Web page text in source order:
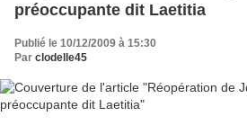
préoccupante dit Laetitia
Publié le 10/12/2009 à 15:30
Par clodelle45